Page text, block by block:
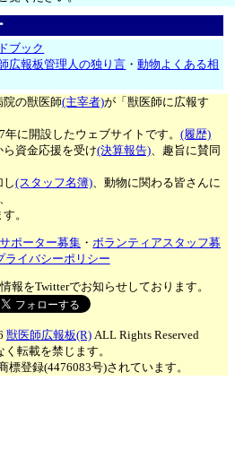
ブック
広報板管理人の独り言 ・動物よくある相
院の獣医師(主宰者)が「獣医師に広報す
年に開設したウェブサイトです。(履歴)
ら資金応援を受け(決算報告)、趣旨に賛同
し(スタッフ名簿)、動物に関わる皆さんに
、
。
サポーター募集 ・ボランティアスタッフ募
ライバシーポリシー
報をTwitterでお知らせしております。
獣医師広報板(R)ALL Rights Reserved
く転載を禁じます。
標登録(4476083号)されています。